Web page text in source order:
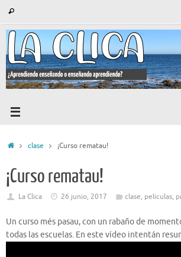
contenido
Buscar
Inicioclase ¡Curso rematau!
¡Curso rematau!
La Clica 26 junio, 2017 clase, peliculas,
Un curso més pasau, con un rabaño de
todas las escuelas. En este vídeo intentán